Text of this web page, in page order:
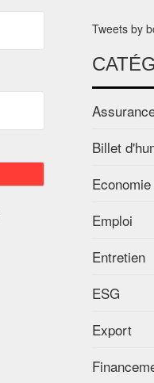
Tweets by
Billet
Economie
Emploi
Entretien
ESG
Export